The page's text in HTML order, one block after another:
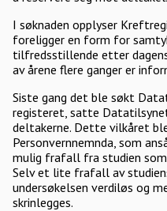
I søknaden opplyser
foreligger en form for
tilfredsstillende etter
av årene flere ganger er
Siste gang det ble søkt
registeret, satte
deltakerne. Dette vilkåret
Personvernnemnda, som
mulig frafall fra studien
Selv et lite frafall av
undersøkelsen verdiløs og
skrinlegges.